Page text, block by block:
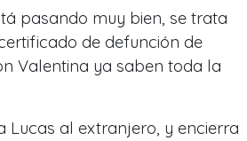
pasando muy bien, se trata
de defunción de
Valentina ya saben toda la
Lucas al extranjero, y encierra